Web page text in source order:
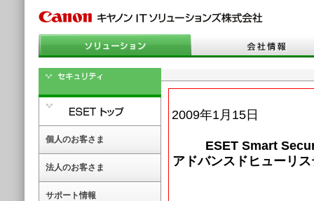
個人のお客さま
法人のお客さま
サポート情報
2009年1月15日
ESET Smart
アドバンスドヒューリ